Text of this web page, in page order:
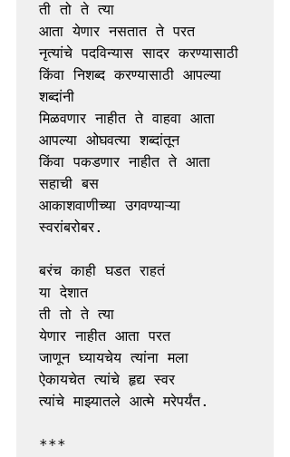
ती तो ते त्या
आता येणार नसतात ते परत
नृत्यांचे पदविन्यास सादर करण्यासाठी
किंवा निशब्द करण्यासाठी आपल्या
शब्दांनी
मिळवणार नाहीत ते वाहवा आता
आपल्या ओघवत्या शब्दांतून
किंवा पकडणार नाहीत ते आता
सहाची बस
आकाशवाणीच्या उगवण्याऱ्या
स्वरांबरोबर.
बरंच काही घडत राहतं
या देशात
ती तो ते त्या
येणार नाहीत आता परत
जाणून घ्यायचेय त्यांना मला
ऐकायचेत त्यांचे हृद्य स्वर
त्यांचे माझ्यातले आत्मे मरेपर्यंत.
***